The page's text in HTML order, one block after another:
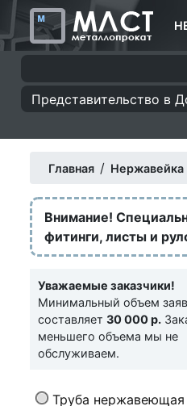
Представительство в
Главная / Нержавейка
Внимание!
фитинги, листы и
Уважаемые заказчики!
Минимальный объем
составляет 30 000 р.
меньшего объема мы не
обслуживаем.
Труба нержавеющая